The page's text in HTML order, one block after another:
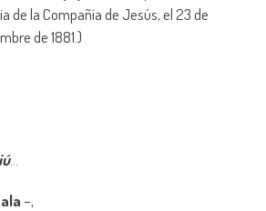
de la Compañía de Jesús, el 23 de
de 1881.)
…
–,